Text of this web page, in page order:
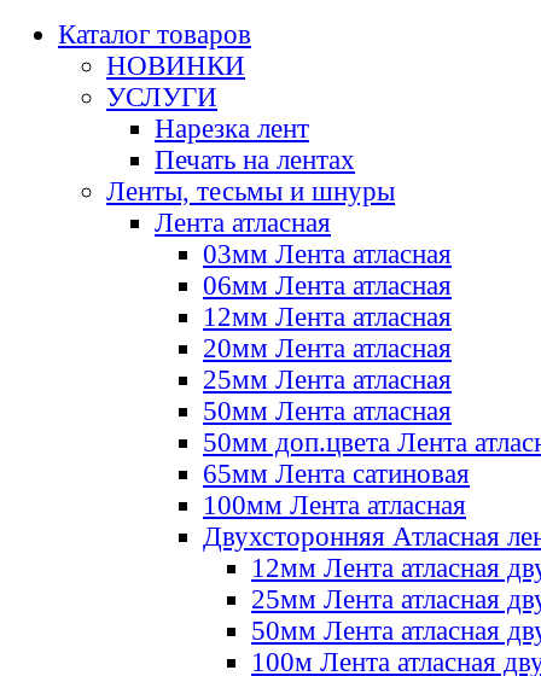
Каталог товаров
НОВИНКИ
УСЛУГИ
Нарезка лент
Печать на лентах
Ленты, тесьмы и шнуры
Лента атласная
03мм Лента атласная
06мм Лента атласная
12мм Лента атласная
20мм Лента атласная
25мм Лента атласная
50мм Лента атласная
50мм доп.цвета Лента
65мм Лента сатиновая
100мм Лента атласная
Двухсторонняя Атласная
12мм Лента атласная
25мм Лента атласная
50мм Лента атласная
100м Лента атласная